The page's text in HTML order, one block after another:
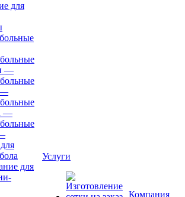
для
—
—
Услуги
Компания